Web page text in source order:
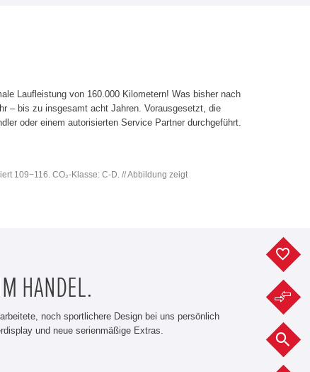
Laufleistung von 160.000 Kilometern! Was bisher nach
– bis zu insgesamt acht Jahren. Vorausgesetzt, die
oder einem autorisierten Service Partner durchgeführt.
109−116. CO₂-Klasse: C-D. // Abbildung zeigt
HANDEL.
noch sportlichere Design bei uns persönlich
und neue serienmäßige Extras.